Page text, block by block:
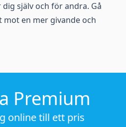
själv och för andra. Gå
mot en mer givande och
Premium
online till ett pris